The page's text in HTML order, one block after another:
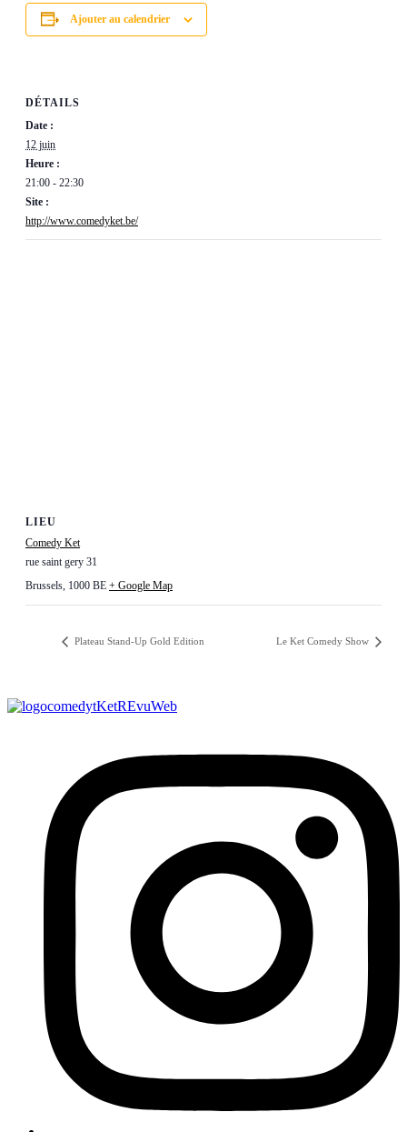
Ajouter au calendrier
DÉTAILS
Date :
12 juin
Heure :
21:00 - 22:30
Site :
http://www.comedyket.be/
LIEU
Comedy Ket
rue saint gery 31
Brussels, 1000 BE + Google Map
Plateau Stand-Up Gold Edition Le Ket Comedy Show